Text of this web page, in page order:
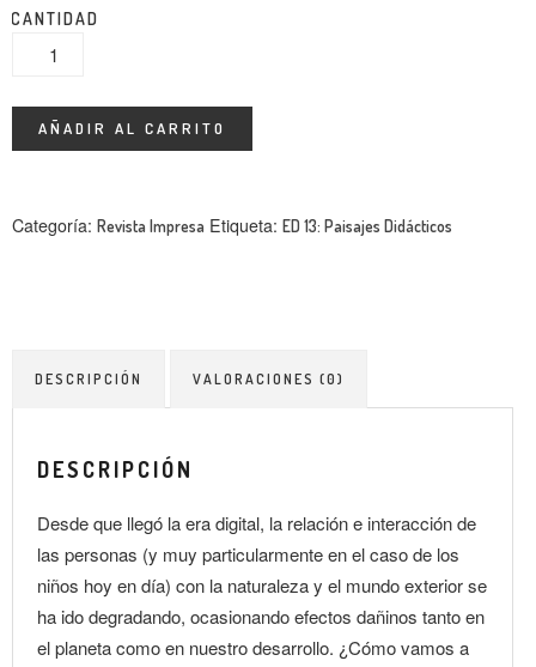
LA FOTO
EVENTOS
COLABORADORES
CANTIDAD
AÑADIR AL CARRITO
Categoría: Revista Impresa Etiqueta: ED 13: Paisajes Didácticos
DESCRIPCIÓN VALORACIONES (0)
DESCRIPCIÓN
Desde que llegó la era digital, la relación e interacción de
las personas (y muy particularmente en el caso de los
niños hoy en día) con la naturaleza y el mundo exterior se
ha ido degradando, ocasionando efectos dañinos tanto en
el planeta como en nuestro desarrollo. ¿Cómo vamos a